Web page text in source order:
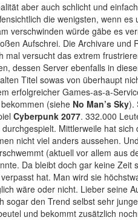
aber auch schlicht und
die wenigsten, wenn es
verschwinden würde gäbe es
Aufschrei. Die Archivare
mal versucht das extrem
dessen Server ebenfalls in
Titel sowas von überhaupt
erfolgreicher Games-as-a-
(siehe No Man’s Sky).
Cyberpunk 2077. 332.000
Mittlerweile hat
nicht viel anders aussehen.
(aktuell vor allem aus
Da bleibt doch gar keine
hat. Man wird sie
wäre oder nicht. Lieber seine
sogar den Trend selbst sehr
und bekommt zusätzlich